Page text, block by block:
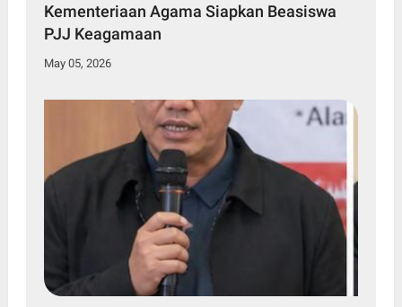
Kementeriaan Agama Siapkan Beasiswa
PJJ Keagamaan
May 05, 2026